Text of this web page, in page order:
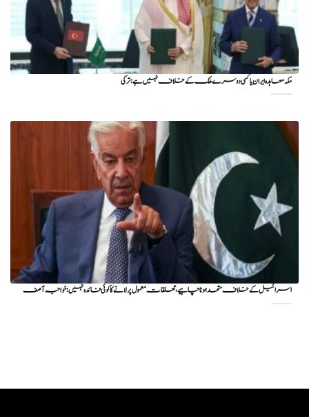
مکہ معاہدہ ایران یا کسی دوسرے ملک کے خلاف نہیں ہے: ترکی
اسرائیل کے خلاف متحد ہونا چاہیے، تعلقات معمول پر لانے کا کوئی فائدہ نہیں: خواجہ آصف